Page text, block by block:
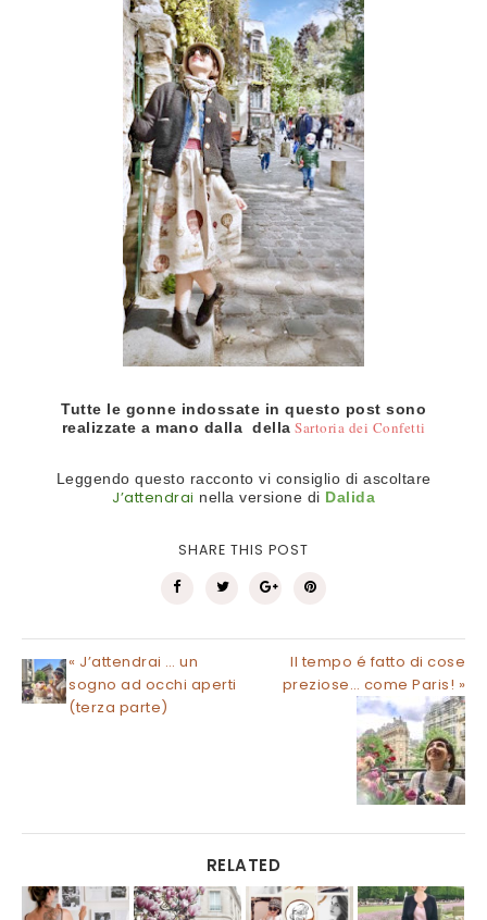
Tutte le gonne indossate in questo post sono
realizzate a mano dalla della Sartoria dei Confetti
Leggendo questo racconto vi consiglio di ascoltare
J’attendrai nella versione di Dalida
SHARE THIS POST
Il tempo é fatto di cose
preziose… come Paris! »
« J’attendrai … un
sogno ad occhi aperti
(terza parte)
RELATED